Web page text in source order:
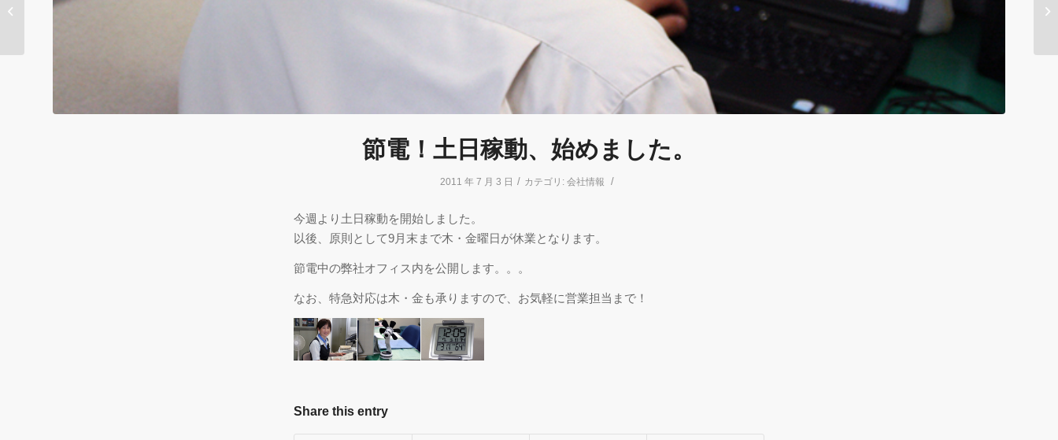
節電！土日稼動、始めました。
2011 年 7 月 3 日 / カテゴリ: 会社情報 /
今週より土日稼動を開始しました。
以後、原則として9月末まで木・金曜日が休業となります。
節電中の弊社オフィス内を公開します。。。
なお、特急対応は木・金も承りますので、お気軽に営業担当まで！
Share this entry
に掲載していただきま